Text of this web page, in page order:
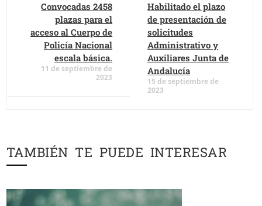
Convocadas 2458
plazas para el
acceso al Cuerpo de
Policía Nacional
escala básica.
11 de septiembre de
2023
Habilitado el plazo
de presentación de
solicitudes
Administrativo y
Auxiliares Junta de
Andalucía
15 de septiembre de
2023
TAMBIÉN TE PUEDE INTERESAR